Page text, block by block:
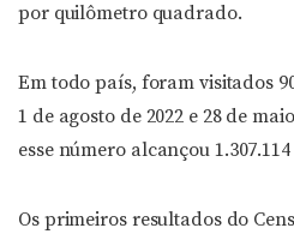
por quilômetro quadrado.
Em todo país, foram visitados
1 de agosto de 2022 e 28 de
esse número alcançou
Os primeiros resultados do